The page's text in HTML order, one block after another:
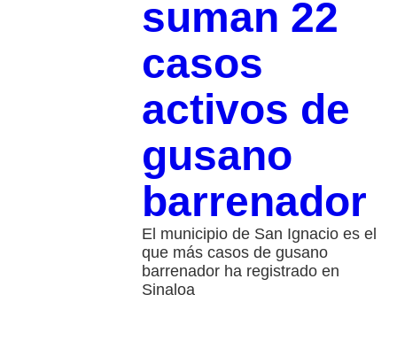
suman 22
casos
activos de
gusano
barrenador
El municipio de San Ignacio es el
que más casos de gusano
barrenador ha registrado en
Sinaloa